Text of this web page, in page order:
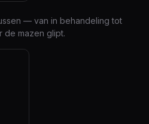
— van in behandeling tot
mazen glipt.